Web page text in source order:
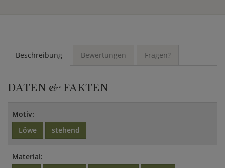
Beschreibung Bewertungen Fragen?
DATEN & FAKTEN
Motiv:
Löwe
stehend
Material: